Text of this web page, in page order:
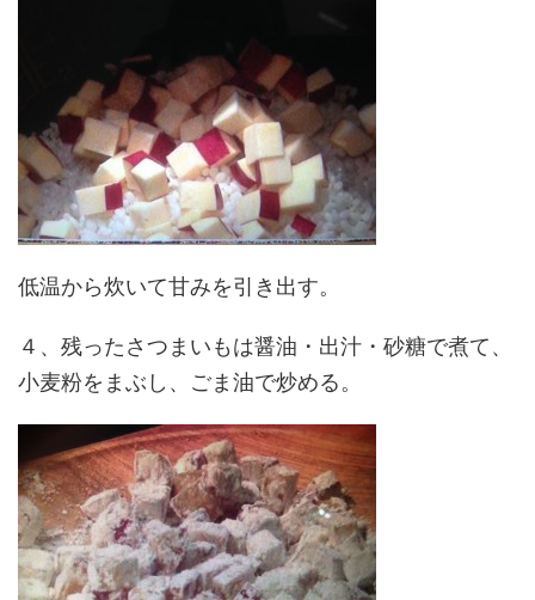
低温から炊いて甘みを引き出す。
４、残ったさつまいもは醤油・出汁・砂糖で煮て、
小麦粉をまぶし、ごま油で炒める。